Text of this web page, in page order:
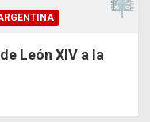
León XIV a la